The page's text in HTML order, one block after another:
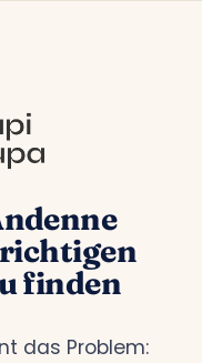
finden
das Problem: